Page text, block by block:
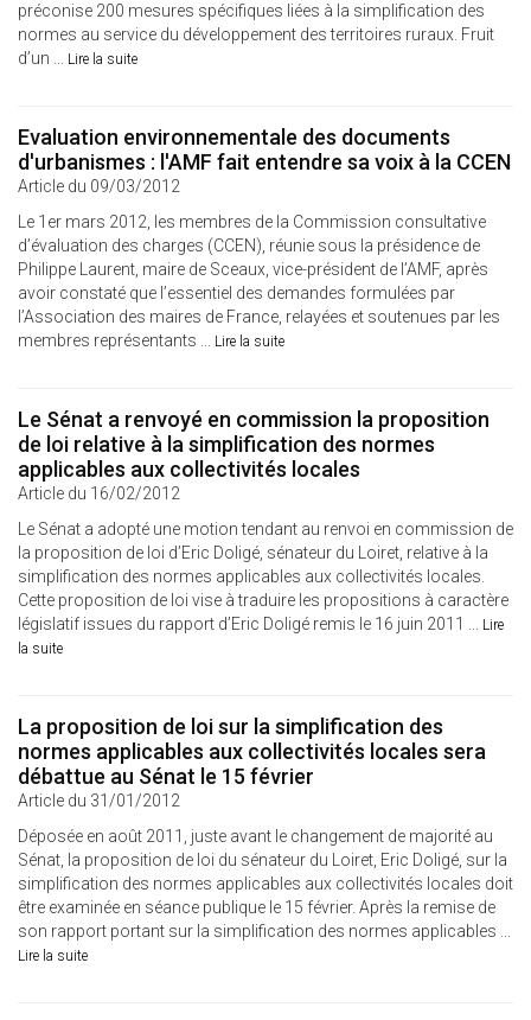
préconise 200 mesures spécifiques liées à la simplification des
normes au service du développement des territoires ruraux. Fruit
d’un ... Lire la suite
Evaluation environnementale des documents
d'urbanismes : l'AMF fait entendre sa voix à la CCEN
Article du 09/03/2012
Le 1er mars 2012, les membres de la Commission consultative
d’évaluation des charges (CCEN), réunie sous la présidence de
Philippe Laurent, maire de Sceaux, vice-président de l’AMF, après
avoir constaté que l’essentiel des demandes formulées par
l’Association des maires de France, relayées et soutenues par les
membres représentants ... Lire la suite
Le Sénat a renvoyé en commission la proposition
de loi relative à la simplification des normes
applicables aux collectivités locales
Article du 16/02/2012
Le Sénat a adopté une motion tendant au renvoi en commission de
la proposition de loi d’Eric Doligé, sénateur du Loiret, relative à la
simplification des normes applicables aux collectivités locales.
Cette proposition de loi vise à traduire les propositions à caractère
législatif issues du rapport d’Eric Doligé remis le 16 juin 2011 ... Lire
la suite
La proposition de loi sur la simplification des
normes applicables aux collectivités locales sera
débattue au Sénat le 15 février
Article du 31/01/2012
Déposée en août 2011, juste avant le changement de majorité au
Sénat, la proposition de loi du sénateur du Loiret, Eric Doligé, sur la
simplification des normes applicables aux collectivités locales doit
être examinée en séance publique le 15 février. Après la remise de
son rapport portant sur la simplification des normes applicables ...
Lire la suite